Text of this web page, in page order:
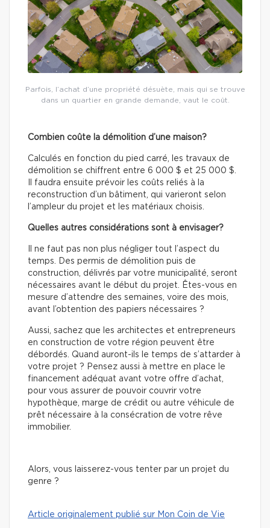
Parfois, l’achat d’une propriété désuète, mais qui se trouve
dans un quartier en grande demande, vaut le coût.
Combien coûte la démolition d’une maison?
Calculés en fonction du pied carré, les travaux de
démolition se chiffrent entre 6 000 $ et 25 000 $.
Il faudra ensuite prévoir les coûts reliés à la
reconstruction d’un bâtiment, qui varieront selon
l’ampleur du projet et les matériaux choisis.
Quelles autres considérations sont à envisager?
Il ne faut pas non plus négliger tout l’aspect du
temps. Des permis de démolition puis de
construction, délivrés par votre municipalité, seront
nécessaires avant le début du projet. Êtes-vous en
mesure d’attendre des semaines, voire des mois,
avant l’obtention des papiers nécessaires ?
Aussi, sachez que les architectes et entrepreneurs
en construction de votre région peuvent être
débordés. Quand auront-ils le temps de s’attarder à
votre projet ? Pensez aussi à mettre en place le
financement adéquat avant votre offre d’achat,
pour vous assurer de pouvoir couvrir votre
hypothèque, marge de crédit ou autre véhicule de
prêt nécessaire à la consécration de votre rêve
immobilier.
Alors, vous laisserez-vous tenter par un projet du
genre ?
Article originalement publié sur Mon Coin de Vie